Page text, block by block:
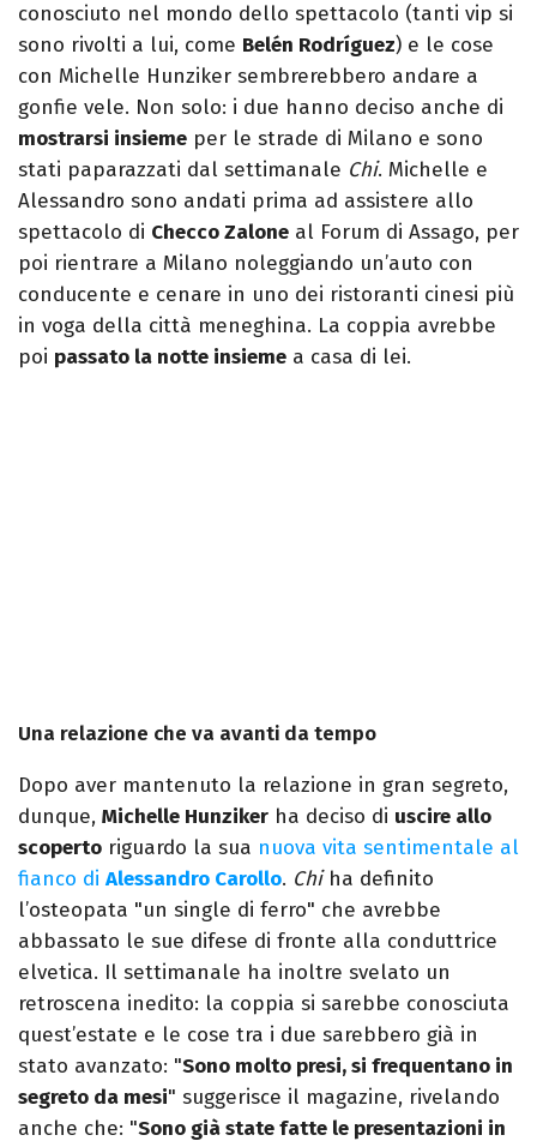
conosciuto nel mondo dello spettacolo (tanti vip si
sono rivolti a lui, come Belén Rodríguez) e le cose
con Michelle Hunziker sembrerebbero andare a
gonfie vele. Non solo: i due hanno deciso anche di
mostrarsi insieme per le strade di Milano e sono
stati paparazzati dal settimanale Chi. Michelle e
Alessandro sono andati prima ad assistere allo
spettacolo di Checco Zalone al Forum di Assago, per
poi rientrare a Milano noleggiando un’auto con
conducente e cenare in uno dei ristoranti cinesi più
in voga della città meneghina. La coppia avrebbe
poi passato la notte insieme a casa di lei.
Una relazione che va avanti da tempo
Dopo aver mantenuto la relazione in gran segreto,
dunque, Michelle Hunziker ha deciso di uscire allo
scoperto riguardo la sua nuova vita sentimentale al
fianco di Alessandro Carollo. Chiha definito
l’osteopata "un single di ferro" che avrebbe
abbassato le sue difese di fronte alla conduttrice
elvetica. Il settimanale ha inoltre svelato un
retroscena inedito: la coppia si sarebbe conosciuta
quest’estate e le cose tra i due sarebbero già in
stato avanzato: "Sono molto presi, si frequentano in
segreto da mesi" suggerisce il magazine, rivelando
anche che: "Sono già state fatte le presentazioni in